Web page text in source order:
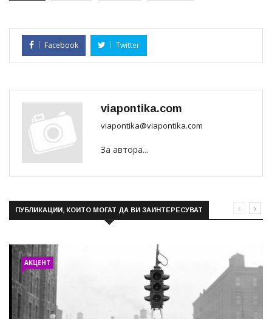
Facebook Twitter
viapontika.com
viapontika@viapontika.com
За автора...
ПУБЛИКАЦИИ, КОИТО МОГАТ ДА ВИ ЗАИНТЕРЕСУВАТ
АКЦЕНТ